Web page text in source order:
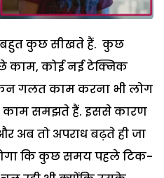
कुछ सीखते हैं. कुछ
काम, कोई नई टेक्निक
गलत काम करना भी लोग
काम समझते हैं. इससे कारण
अब तो अपराध बढ़ते ही जा
कि कुछ समय पहले टिक-